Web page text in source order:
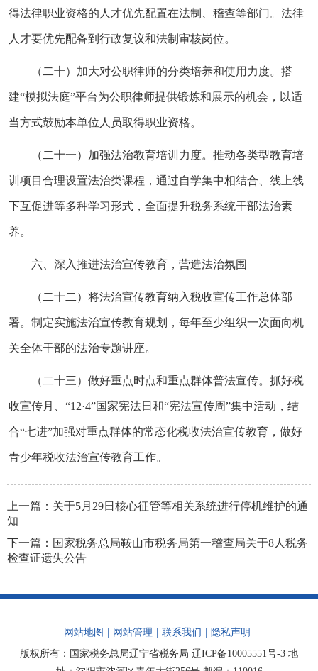
得法律职业资格的人才优先配置在法制、稽查等部门。法律
人才要优先配备到行政复议和法制审核岗位。
（二十）加大对公职律师的分类培养和使用力度。搭
建“模拟法庭”平台为公职律师提供锻炼和展示的机会，以适
当方式鼓励本单位人员取得职业资格。
（二十一）加强法治教育培训力度。推动各类型教育培
训项目合理设置法治类课程，通过自学集中相结合、线上线
下互促进等多种学习形式，全面提升税务系统干部法治素
养。
六、深入推进法治宣传教育，营造法治氛围
（二十二）将法治宣传教育纳入税收宣传工作总体部
署。制定实施法治宣传教育规划，每年至少组织一次面向机
关全体干部的法治专题讲座。
（二十三）做好重点时点和重点群体普法宣传。抓好税
收宣传月、“12·4”国家宪法日和“宪法宣传周”集中活动，结
合“七进”加强对重点群体的常态化税收法治宣传教育，做好
青少年税收法治宣传教育工作。
上一篇： 关于5月29日核心征管等相关系统进行停机维护的通
知
下一篇： 国家税务总局鞍山市税务局第一稽查局关于8人税务
检查证遗失公告
网站地图 网站管理 联系我们
隐私声明
版权所有：国家税务总局辽宁省税务局 辽ICP备10005551号-3 地